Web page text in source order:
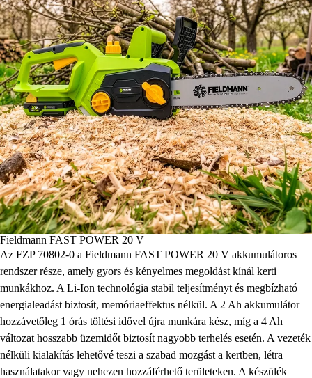
Fieldmann FAST POWER 20 V
Az FZP 70802-0 a Fieldmann FAST POWER 20 V akkumulátoros
rendszer része, amely gyors és kényelmes megoldást kínál kerti
munkákhoz. A Li-Ion technológia stabil teljesítményt és megbízható
energialeadást biztosít, memóriaeffektus nélkül. A 2 Ah akkumulátor
hozzávetőleg 1 órás töltési idővel újra munkára kész, míg a 4 Ah
változat hosszabb üzemidőt biztosít nagyobb terhelés esetén. A vezeték
nélküli kialakítás lehetővé teszi a szabad mozgást a kertben, létra
használatakor vagy nehezen hozzáférhető területeken. A készülék